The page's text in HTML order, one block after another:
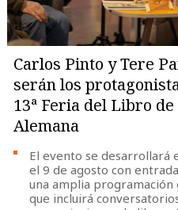
Carlos Pinto y Tere
serán los
13ª Feria del Libro
Alemana
El evento se desarrollará
el 9 de agosto con
una amplia programación
que incluirá